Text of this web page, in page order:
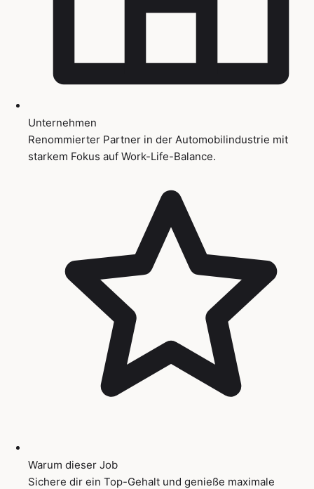
Unternehmen
Renommierter Partner in der Automobilindustrie mit
starkem Fokus auf Work-Life-Balance.
Warum dieser Job
Sichere dir ein Top-Gehalt und genieße maximale